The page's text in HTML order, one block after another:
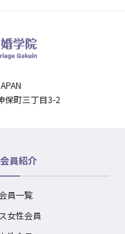
保町三丁目3-2
員紹介
員一覧
女性会員